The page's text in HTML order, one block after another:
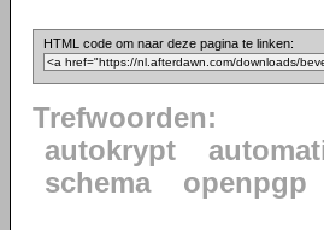
HTML code om naar deze pagina te linken:
Trefwoorden:
autokrypt
schema
openpgp